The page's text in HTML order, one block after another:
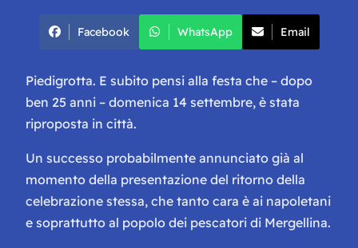
Facebook WhatsApp Email
Piedigrotta. E subito pensi alla festa che – dopo
ben 25 anni – domenica 14 settembre, è stata
riproposta in città.
Un successo probabilmente annunciato già al
momento della presentazione del ritorno della
celebrazione stessa, che tanto cara è ai napoletani
e soprattutto al popolo dei pescatori di Mergellina.